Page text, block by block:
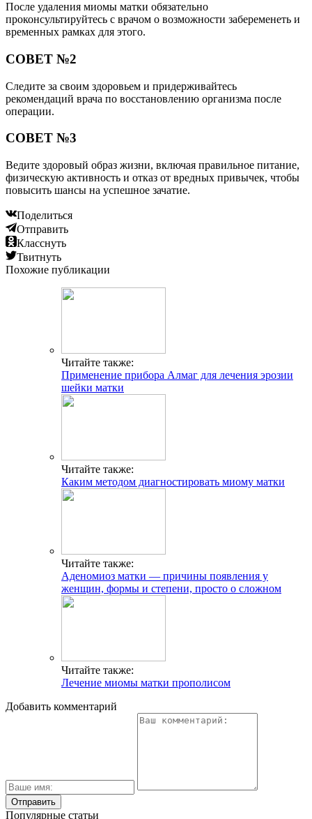
После удаления миомы матки обязательно
проконсультируйтесь с врачом о возможности забеременеть и
временных рамках для этого.
СОВЕТ №2
Следите за своим здоровьем и придерживайтесь
рекомендаций врача по восстановлению организма после
операции.
СОВЕТ №3
Ведите здоровый образ жизни, включая правильное питание,
физическую активность и отказ от вредных привычек, чтобы
повысить шансы на успешное зачатие.
Поделиться
Отправить
Класснуть
Твитнуть
Похожие публикации
Читайте также:
Применение прибора Алмаг для лечения эрозии
шейки матки
Читайте также:
Каким методом диагностировать миому матки
Читайте также:
Аденомиоз матки — причины появления у
женщин, формы и степени, просто о сложном
Читайте также:
Лечение миомы матки прополисом
Добавить комментарий
Популярные статьи